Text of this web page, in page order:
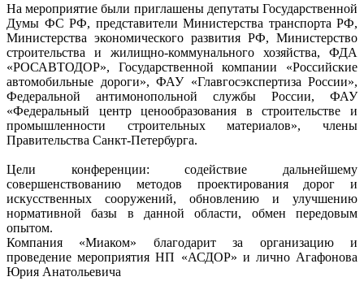
На мероприятие были приглашены депутаты Государственной
Думы ФС РФ, представители Министерства транспорта РФ,
Министерства экономического развития РФ, Министерство
строительства и жилищно-коммунального хозяйства, ФДА
«РОСАВТОДОР», Государственной компании «Российские
автомобильные дороги», ФАУ «Главгосэкспертиза России»,
Федеральной антимонопольной службы России, ФАУ
«Федеральный центр ценообразования в строительстве и
промышленности строительных материалов», члены
Правительства Санкт-Петербурга.
Цели конференции: содействие дальнейшему
совершенствованию методов проектирования дорог и
искусственных сооружений, обновлению и улучшению
нормативной базы в данной области, обмен передовым
опытом.
Компания «Миаком» благодарит за организацию и
проведение мероприятия НП «АСДОР» и лично Агафонова
Юрия Анатольевича